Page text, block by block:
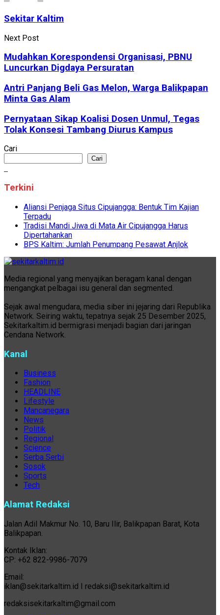
Sekitar Kaltim
Next Post
Mudahkan Korespondensi Organisasi, PBNU
Luncurkan Digdaya Persuratan
Antri Panjang Beli Gas Melon, Warga Balikpapan
Minta Gas Alam
Pernyataan Sikap Koalisi Dosen Unmul, Tegas
Tolak Konsesi Tambang Diurus Kampus
Cari
Cari
Terkini
Aliansi Penjaga Situs Cipujangga: Bentuk Tim Kajian
Terpadu
Tradisi Mandi Jiwa di Mata Air Cipujangga Harus
Dipertahankan
BPS Kaltim: Jumlah Penumpang Pesawat Anjlok
Media regional yang menyajikan beragam kanal dengan
mengangkat pelbagai isu general dan segmented.
Sejak awal mengudara, media siber ini jejaring dari Republika
Network. Seiring waktu, tepatnya sejak 25 Desember 2025,
Sekitarkaltim.id bermigrasi menjadi bagian dari jaringan
Cendana Network.
Kanal
Business
Fashion
HEADLINE
Lifestyle
Mancanegara
News
Politik
Regional
Science
Serba Serbi
Sosok
Sports
Tech
Alamat Redaksi
Jalan Adil Makmur No. 10, Baru Ilir, Balikpapan Barat, Kota
Balikpapan.
Kontak Iklan:
CP: +62 822-9986-7079
Email:
iklan@sekitarkaltim.id I redaksi@sekitarkaltim.id
redaksisekitarkaltim@gmail.com